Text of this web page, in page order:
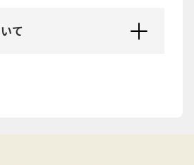
て